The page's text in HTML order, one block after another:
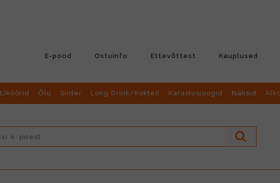
E-pood Ostuinfo Ettevõttest Kauplused
Liköörid Õlu Siider Long Drink/Kokteil Karastusjoogid Näksid